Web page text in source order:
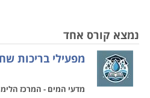
המתרחצים מצויים בסיכון
בקורס מפעילי בריכות מיומנים
בחשבון את כל ההיבטים
נמצא קורס אחד
מפעילי בריכות
מדעי המים - המרכז